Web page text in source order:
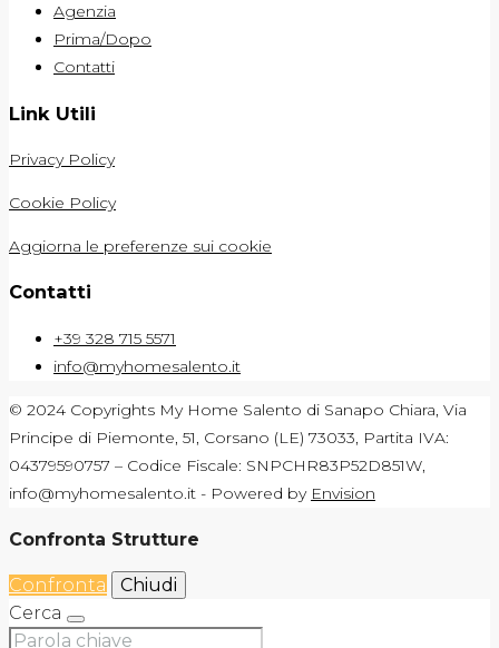
Agenzia
Prima/Dopo
Contatti
Link Utili
Privacy Policy
Cookie Policy
Aggiorna le preferenze sui cookie
Contatti
+39 328 715 5571
info@myhomesalento.it
© 2024 Copyrights My Home Salento di Sanapo Chiara, Via
Principe di Piemonte, 51, Corsano (LE) 73033, Partita IVA:
04379590757 – Codice Fiscale: SNPCHR83P52D851W,
info@myhomesalento.it - Powered by Envision
Confronta Strutture
Confronta
Chiudi
Cerca